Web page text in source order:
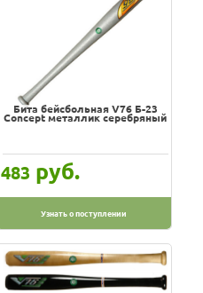
Бита бейсбольная V76 Б-23
Concept металлик серебряный
483 руб.
Узнать о поступлении